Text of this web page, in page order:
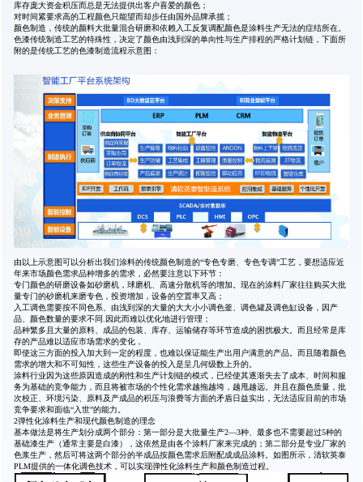
库存庞大资金积压而总是无法提供出客户喜爱的颜色；
对时间紧要求高的工程颜色只能望而却步任由国外品牌承揽；
颜色制造，传统的颜料大批量混合研磨和依赖入工反复调配颜色是涂料生产无法的症结所在。
色漆传统制造工艺的特殊性，决定了颜色由浅到深的单向性与生产排程的严格计划链，下面所
附的是传统工艺的色漆制造流程示意图：
由以上示意图可以分析出我们涂料的传统颜色制造的“专色专磨、专色专调”工艺，要想适应近
年来市场颜色需求品种增多的需求，必然要注意以下环节：
专门颜色的研磨设备如砂磨机，球磨机、高速分散机等的增加。现在的涂料厂家往往购买大批
量专门的砂磨机来磨专色，投资增加，设备的空置率又高；
入工调色需要按不同色系、由浅到深的大量的大大小小调色釜、调色罐及调色缸设备，因产
品、颜色数量的要求不同.因此而难以优化地进行管理；
品种繁多且大量的原料、成品的包装、库存、运输储存等环节造成的困扰极大。而且经常是库
存的产品难以适应市场需求的变化，
即使这三方面的投入加大到一定的程度，也难以保证能生产出用户满意的产品。而且随着颜色
需求的增大和不可知性，这些生产设备的投入是呈几何级数上升的。
涂料行业因为这些原因造成的刚性和生产计划链的模式，已经使其逐渐失去了成本、时间和服
务为基础的竞争能力，而且将被市场的个性化需求越拖越垮，越甩越远。并且在颜色质量，批
次校正、环境污染、原料及产成品的积压与浪费等方面的矛盾日益实出，无法适应目前的市场
竞争要求和面临“入世”的能力。
2弹性化涂料生产和现代颜色制造的理念
基本做法是将生产划分成两个部分：第一部分是大批量生产2—3种、最多也不需要超过5种的
基础漆生产（通常主要是白漆），这依然是由各个涂料厂家来完成的；第二部分是专业厂家的
色浆生产，然后可将这两个部分的半成品按颜色需求后附配成成品涂料。如图所示，清软英泰
PLM提供的一体化调色技术，可以实现弹性化涂料生产和颜色制造过程。